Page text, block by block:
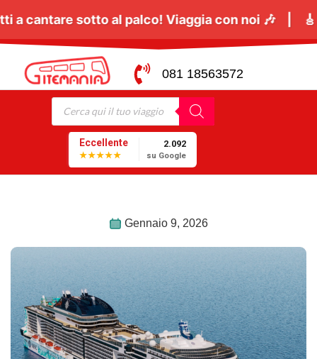
Il 06 Giugnotutti a cantare sotto al palco!
081 18563572
Eccellente
★★★★★
2.092
su Google
Gennaio 9, 2026